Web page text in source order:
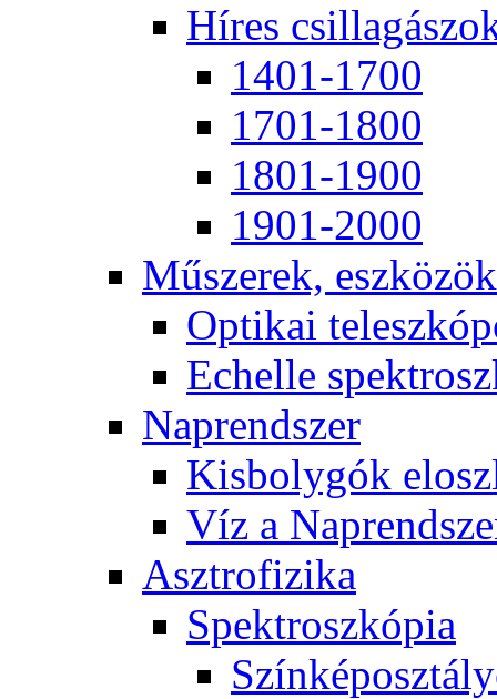
Hí­res
1401-1700
1701-1800
1801-1900
1901-2000
Mű­sze­rek, esz­kö­zök
Op­ti­kai
Echel­le
Nap­rend­szer
Kis­boly­gók
Víz a
Aszt­ro­fi­zi­ka
Spekt­rosz­kó­pia